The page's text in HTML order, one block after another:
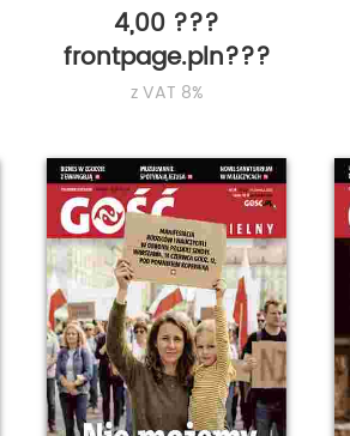
4,00 ???
frontpage.pln???
z VAT 8%